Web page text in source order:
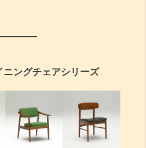
ングチェアシリーズ